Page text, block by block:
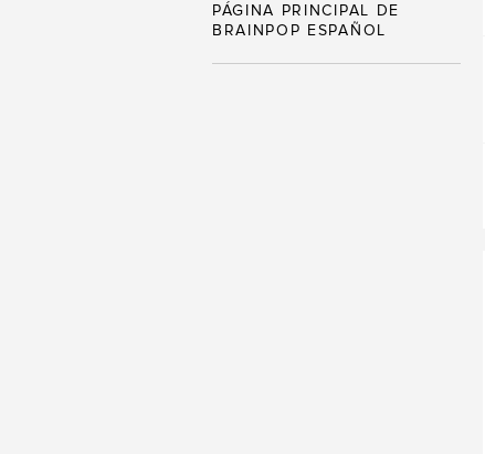
PÁGINA PRINCIPAL DE
BRAINPOP ESPAÑOL